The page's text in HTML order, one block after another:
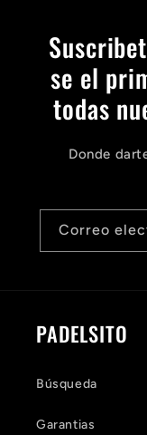
se el
todas
Donde
Correo
PADELSITO
Búsqueda
Garantias